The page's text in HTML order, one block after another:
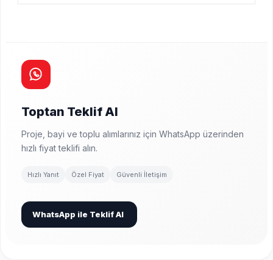
Toptan Teklif Al
Proje, bayi ve toplu alımlarınız için WhatsApp üzerinden
hızlı fiyat teklifi alın.
Hızlı Yanıt Özel Fiyat Güvenli İletişim
WhatsApp ile Teklif Al